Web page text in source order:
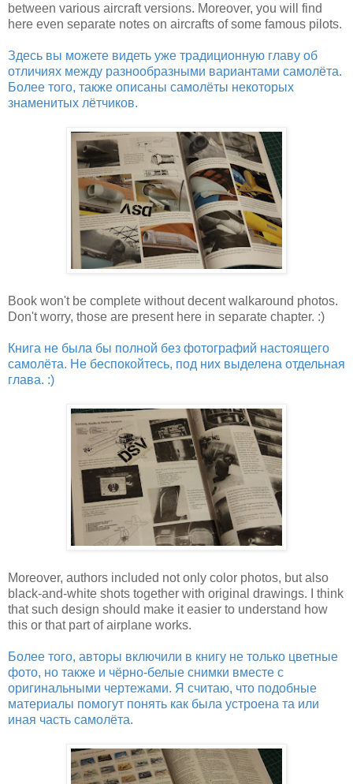
between various aircraft versions. Moreover, you will find
here even separate notes on aircrafts of some famous pilots.
Здесь вы можете видеть уже традиционную главу об
отличиях между разнообразными вариантами самолёта.
Более того, также описаны самолёты некоторых
знаменитых лётчиков.
Book won't be complete without decent walkaround photos.
Don't worry, those are present here in separate chapter. :)
Книга не была бы полной без фотографий настоящего
самолёта. Не беспокойтесь, под них выделена отдельная
глава. :)
Moreover, authors included not only color photos, but also
black-and-white shots together with original drawings. I think
that such design should make it easier to understand how
this or that part of airplane works.
Более того, авторы включили в книгу не только цветные
фото, но также и чёрно-белые снимки вместе с
оригинальными чертежами. Я считаю, что подобные
материалы помогут понять как была устроена та или
иная часть самолёта.